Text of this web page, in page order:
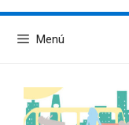
Menú